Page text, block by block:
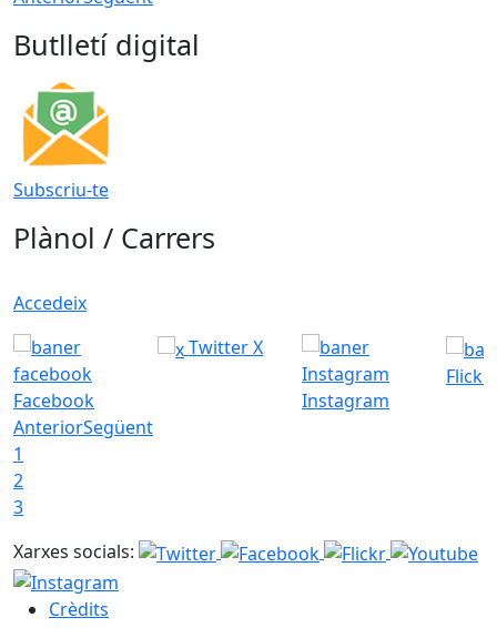
Butlletí digital
Subscriu-te
Plànol / Carrers
Accedeix
Facebook
Twitter X
Instagram
Flickr
AnteriorSegüent
1
2
3
Xarxes socials:
Crèdits